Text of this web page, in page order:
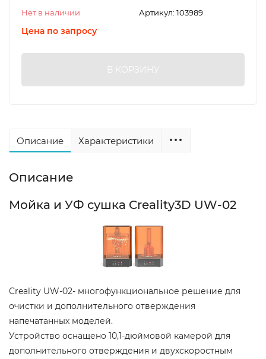
Артикул: 103989
Нет в наличии
Цена по запросу
В КОРЗИНУ
Описание Характеристики
Описание
Мойка и УФ сушка Creality3D UW-02
Creality UW-02- многофункциональное решение для
очистки и дополнительного отверждения
напечатанных моделей.
Устройство оснащено 10,1-дюймовой камерой для
дополнительного отверждения и двухскоростным